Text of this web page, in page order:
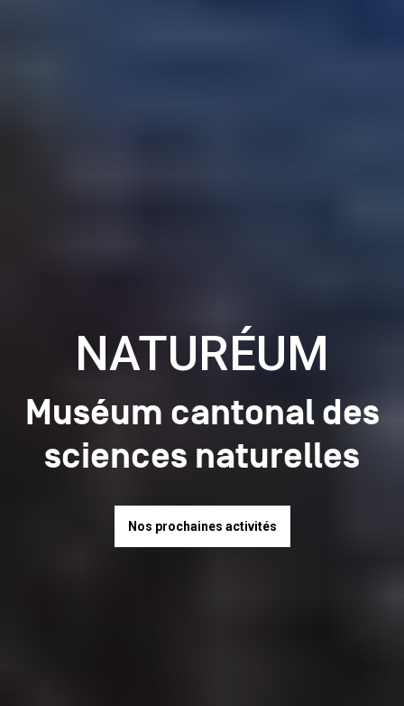
NATURÉUM
Muséum cantonal des
sciences naturelles
Nos prochaines activités